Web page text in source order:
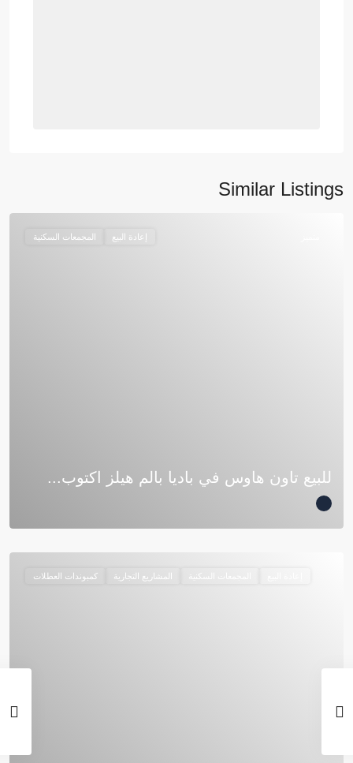
Similar Listings
إعادة البيع المجمعات السكنية
للبيع تاون هاوس في باديا بالم هيلز اكتوب...
المجمعات السكنية المشاريع التجارية كمبوندات العطلات